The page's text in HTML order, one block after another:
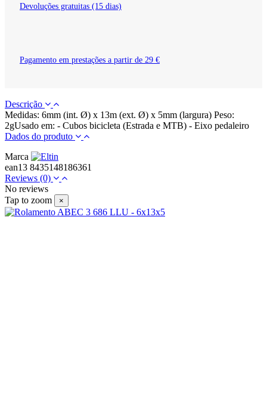
Devoluções gratuitas (15 dias)
Pagamento em prestações a partir de 29 €
Descrição
Medidas: 6mm (int. Ø) x 13m (ext. Ø) x 5mm (largura) Peso:
2gUsado em: - Cubos bicicleta (Estrada e MTB) - Eixo pedaleiro
Dados do produto
Marca
ean13 8435148186361
Reviews (0)
No reviews
Tap to zoom
×